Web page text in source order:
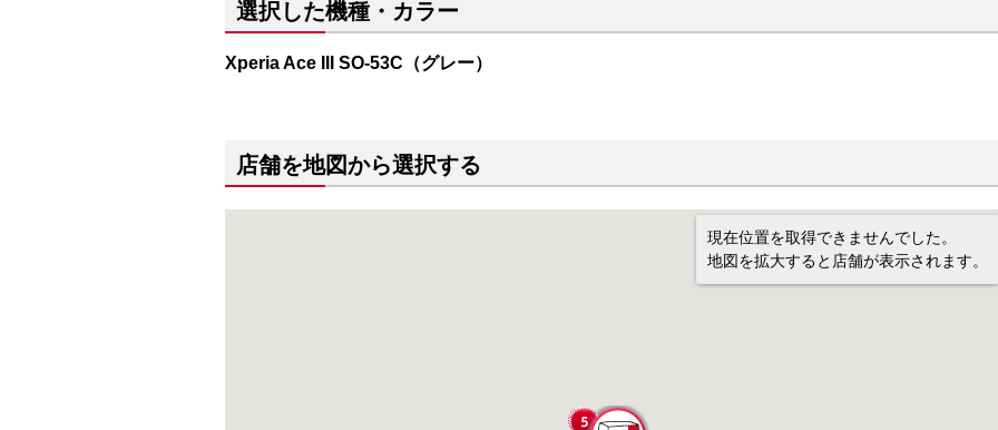
選択した機種・カラー
Xperia Ace III SO-53C（グレー）
店舗を地図から選択する
現在位置を取得できませんでした。
地図を拡大すると店舗が表示されます。